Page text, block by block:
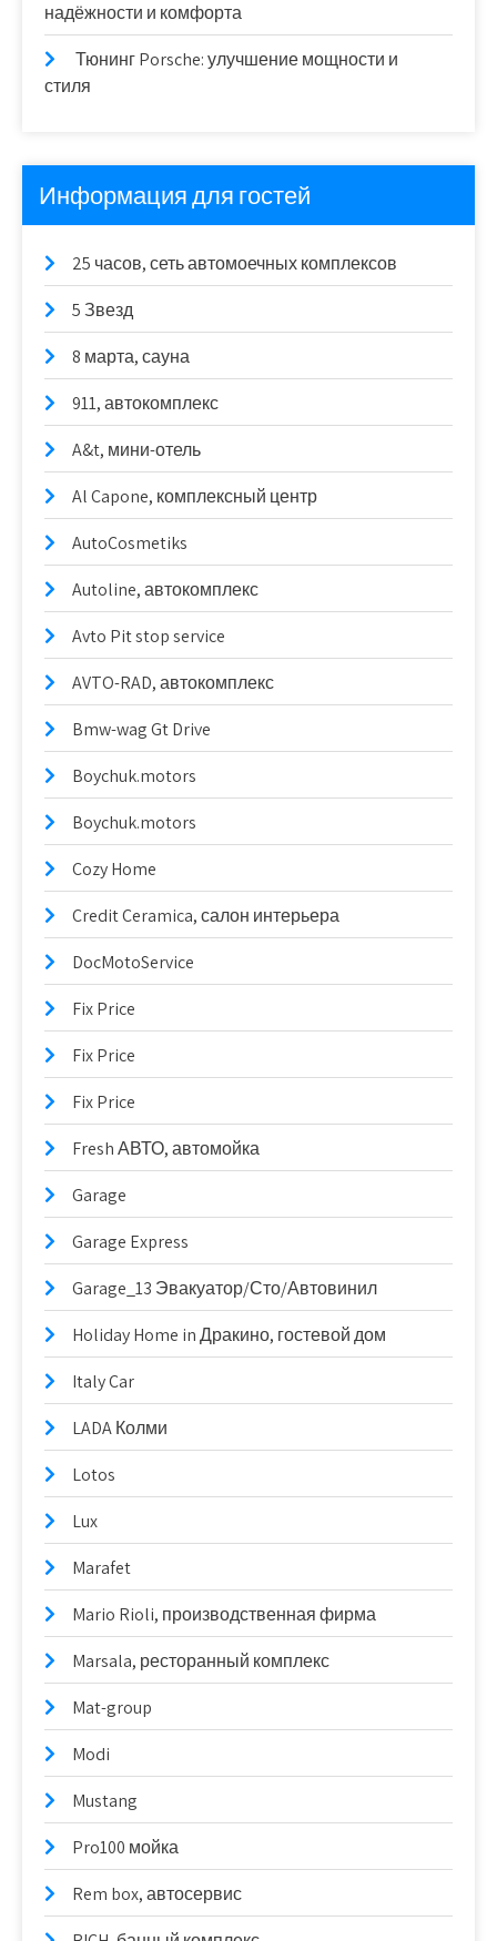
надёжности и комфорта
Тюнинг Porsche: улучшение мощности и
стиля
Информация для гостей
25 часов, сеть автомоечных комплексов
5 Звезд
8 марта, сауна
911, автокомплекс
A&t, мини-отель
Al Capone, комплексный центр
AutoCosmetiks
Autoline, автокомплекс
Avto Pit stop service
AVTO-RAD, автокомплекс
Bmw-wag Gt Drive
Boychuk.motors
Boychuk.motors
Cozy Home
Credit Ceramica, салон интерьера
DocMotoService
Fix Price
Fix Price
Fix Price
Fresh АВТО, автомойка
Garage
Garage Express
Garage_13 Эвакуатор/Сто/Автовинил
Holiday Home in Дракино, гостевой дом
Italy Car
LADA Колми
Lotos
Lux
Marafet
Mario Rioli, производственная фирма
Marsala, ресторанный комплекс
Mat-group
Modi
Mustang
Pro100 мойка
Rem box, автосервис